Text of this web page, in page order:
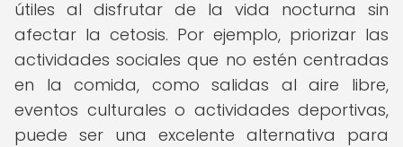
útiles al disfrutar de la vida nocturna sin
afectar la cetosis. Por ejemplo, priorizar las
actividades sociales que no estén centradas
en la comida, como salidas al aire libre,
eventos culturales o actividades deportivas,
puede ser una excelente alternativa para